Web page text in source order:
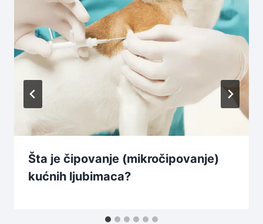
Šta je čipovanje (mikročipovanje)
kućnih ljubimaca?